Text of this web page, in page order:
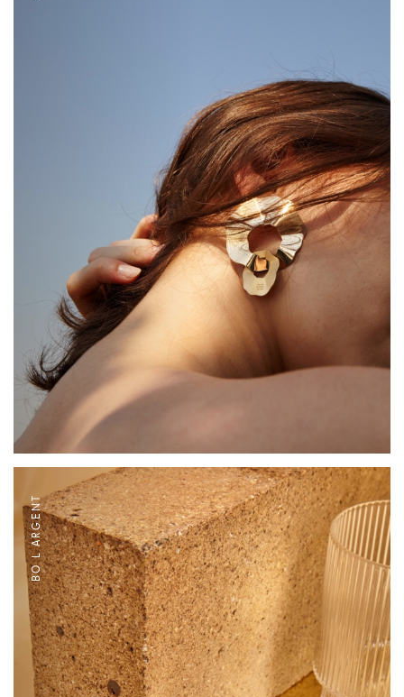
BO L ARGENT